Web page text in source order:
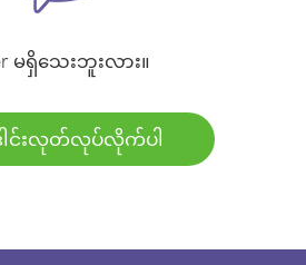
မရှိသေးဘူးလား။
ါင်းလုတ်လုပ်လိုက်ပါ